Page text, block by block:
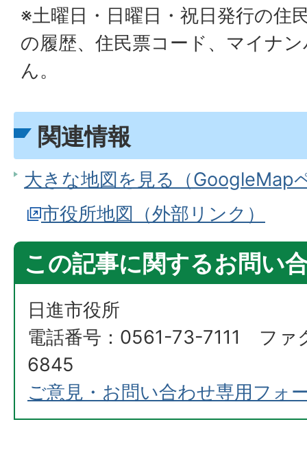
※土曜日・日曜日・祝日発行の住
の履歴、住民票コード、マイナ
ん。
関連情報
大きな地図を見る（GoogleMap
市役所地図（外部リンク）
この記事に関するお問い
日進市役所
電話番号：0561-73-7111 ファ
6845
ご意見・お問い合わせ専用フォ